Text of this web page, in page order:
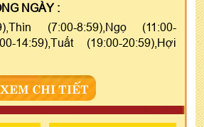
NGÀY :
(7:00-8:59),Ngọ (11:00-
14:59),Tuất (19:00-20:59),Hợi
XEM CHI TIẾT